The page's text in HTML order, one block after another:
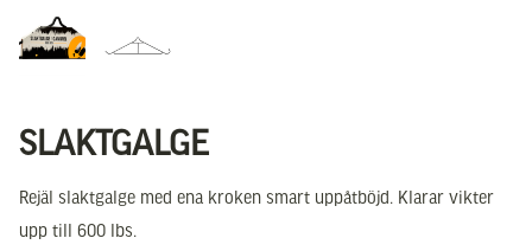
SLAKTGALGE
Rejäl slaktgalge med ena kroken smart uppåtböjd. Klarar vikter
upp till 600 lbs.